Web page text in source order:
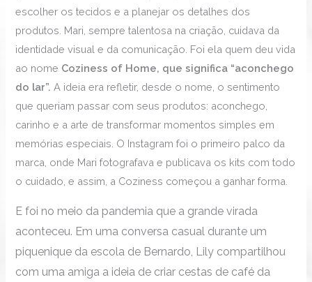
escolher os tecidos e a planejar os detalhes dos
produtos. Mari, sempre talentosa na criação, cuidava da
identidade visual e da comunicação. Foi ela quem deu vida
ao nome Coziness of Home, que significa “aconchego
do lar”. A ideia era refletir, desde o nome, o sentimento
que queriam passar com seus produtos: aconchego,
carinho e a arte de transformar momentos simples em
memórias especiais. O Instagram foi o primeiro palco da
marca, onde Mari fotografava e publicava os kits com todo
o cuidado, e assim, a Coziness começou a ganhar forma.
E foi no meio da pandemia que a grande virada
aconteceu. Em uma conversa casual durante um
piquenique da escola de Bernardo, Lily compartilhou
com uma amiga a ideia de criar cestas de café da